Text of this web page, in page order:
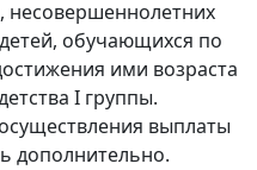
несовершеннолетних
обучающихся по
ими возраста
I группы.
выплаты
дополнительно.